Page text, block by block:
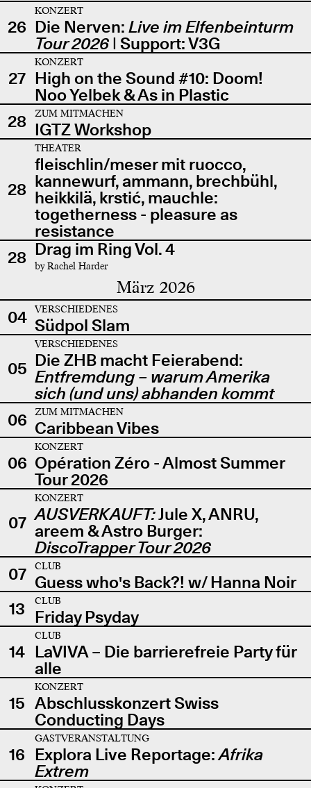
26
KONZERT
Die Nerven: Live im Elfenbeinturm
Tour 2026| Support: V3G
27
KONZERT
High on the Sound #10: Doom!
Noo Yelbek & As in Plastic
28
ZUM MITMACHEN
IGTZ Workshop
28
THEATER
fleischlin/meser mit ruocco,
kannewurf, ammann, brechbühl,
heikkilä, krstić, mauchle:
togetherness - pleasure as
resistance
28 Drag im Ring Vol. 4
by Rachel Harder
März 2026
04 VERSCHIEDENES
Südpol Slam
05
VERSCHIEDENES
Die ZHB macht Feierabend:
Entfremdung – warum Amerika
sich (und uns) abhanden kommt
06
ZUM MITMACHEN
Caribbean Vibes
06
KONZERT
Opération Zéro - Almost Summer
Tour 2026
07
KONZERT
AUSVERKAUFT:Jule X, ANRU,
areem & Astro Burger:
DiscoTrapper Tour 2026
07
CLUB
Guess who's Back?! w/ Hanna Noir
13
CLUB
Friday Psyday
14
CLUB
LaVIVA – Die barrierefreie Party für
alle
15
KONZERT
Abschlusskonzert Swiss
Conducting Days
16
GASTVERANSTALTUNG
Explora Live Reportage:Afrika
Extrem